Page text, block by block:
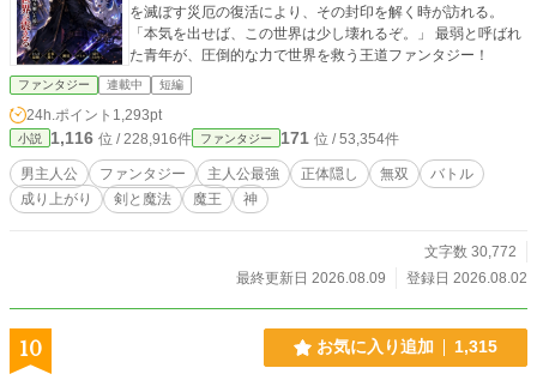
を滅ぼす災厄の復活により、その封印を解く時が訪れる。
「本気を出せば、この世界は少し壊れるぞ。」 最弱と呼ばれ
た青年が、圧倒的な力で世界を救う王道ファンタジー！
ファンタジー 連載中 短編
24h.ポイント 1,293pt
小説 1,116 位 / 228,916件 ファンタジー 171 位 / 53,354件
男主人公 ファンタジー 主人公最強 正体隠し 無双
バトル
成り上がり
剣と魔法 魔王 神
文字数 30,772
最終更新日 2026.08.09
登録日 2026.08.02
10 お気に入り追加 1,315